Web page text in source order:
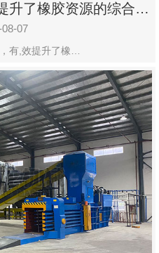
升了橡胶资源的综合利
08-07
有,效提升了橡…